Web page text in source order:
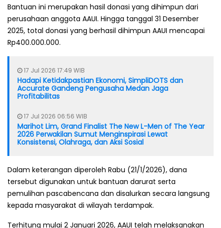
Bantuan ini merupakan hasil donasi yang dihimpun dari
perusahaan anggota AAUI. Hingga tanggal 31 Desember
2025, total donasi yang berhasil dihimpun AAUI mencapai
Rp400.000.000.
17 Jul 2026 17:49 WIB
Hadapi Ketidakpastian Ekonomi, SimpliDOTS dan
Accurate Gandeng Pengusaha Medan Jaga
Profitabilitas
17 Jul 2026 06:56 WIB
Marihot Lim, Grand Finalist The New L-Men of The Year
2026 Perwakilan Sumut Menginspirasi Lewat
Konsistensi, Olahraga, dan Aksi Sosial
Dalam keterangan diperoleh Rabu (21/1/2026), dana
tersebut digunakan untuk bantuan darurat serta
pemulihan pascabencana dan disalurkan secara langsung
kepada masyarakat di wilayah terdampak.
Terhitung mulai 2 Januari 2026, AAUI telah melaksanakan